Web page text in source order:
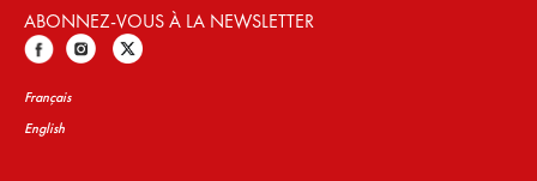
ABONNEZ-VOUS À LA NEWSLETTER
Français
English